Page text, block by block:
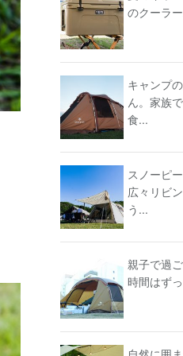
のクーラ
キャンプ
ん。家族
食...
スノーピ
広々リビ
う...
親子で過
時間はず